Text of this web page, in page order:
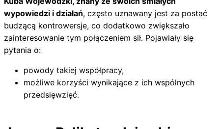
wypowiedzi i działań, często uznawany jest za postać
budzącą kontrowersje, co dodatkowo zwiększało
zainteresowanie tym połączeniem sił. Pojawiały się
pytania o:
powody takiej współpracy,
możliwe korzyści wynikające z ich wspólnych
przedsięwzięć.